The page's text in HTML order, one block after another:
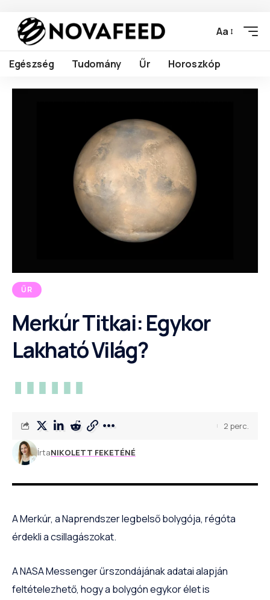
Aa
Egészség Tudomány Űr Horoszkóp
ŰR
Merkúr Titkai: Egykor
Lakható Világ?
ÍrtaNIKOLETT FEKETÉNÉ
2 perc.
A Merkúr, a Naprendszer legbelső bolygója, régóta
érdekli a csillagászokat.
A NASA Messenger űrszondájának adatai alapján
feltételezhető, hogy a bolygón egykor élet is